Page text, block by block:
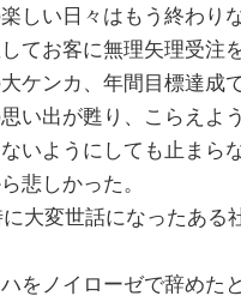
しい日々はもう終わり
てお客に無理矢理受注
ケンカ、年間目標達成
い出が甦り、こらえよ
いようにしても止まら
悲しかった。
大変世話になったある
をノイローゼで辞めた